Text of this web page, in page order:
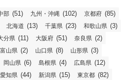
部 (51) 九州・沖縄 (102) 京都府 (85)
北海道 (13) 千葉県 (23) 和歌山県 (3)
分県 (11) 大阪府 (51) 奈良県 (2)
富山県 (2) 山口県 (8) 山形県 (3)
岡山県 (6) 島根県 (4) 広島県 (12)
愛知県 (44) 新潟県 (15) 東京都 (82)